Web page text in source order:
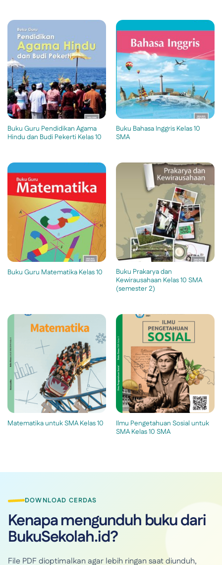
Buku Guru Pendidikan Agama
Hindu dan Budi Pekerti Kelas 10
Buku Bahasa Inggris Kelas 10
SMA
Buku Guru Matematika Kelas 10
Buku Prakarya dan
Kewirausahaan Kelas 10 SMA
(semester 2)
Matematika untuk SMA Kelas 10
Ilmu Pengetahuan Sosial untuk
SMA Kelas 10 SMA
DOWNLOAD CERDAS
Kenapa mengunduh buku dari
BukuSekolah.id?
File PDF dioptimalkan agar lebih ringan saat diunduh,